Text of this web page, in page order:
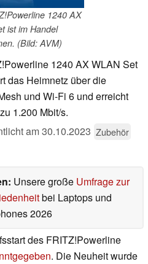
1240 AX
ist im Handel
(Bild: AVM)
1240 AX WLAN Set
das Heimnetz über die
und Wi-Fi 6 und erreicht
1.200 Mbit/s.
am30.10.2023 Zubehör
Unsere große Umfrage zur
bei Laptops und
2026
des FRITZ!Powerline
. Die Neuheit wurde